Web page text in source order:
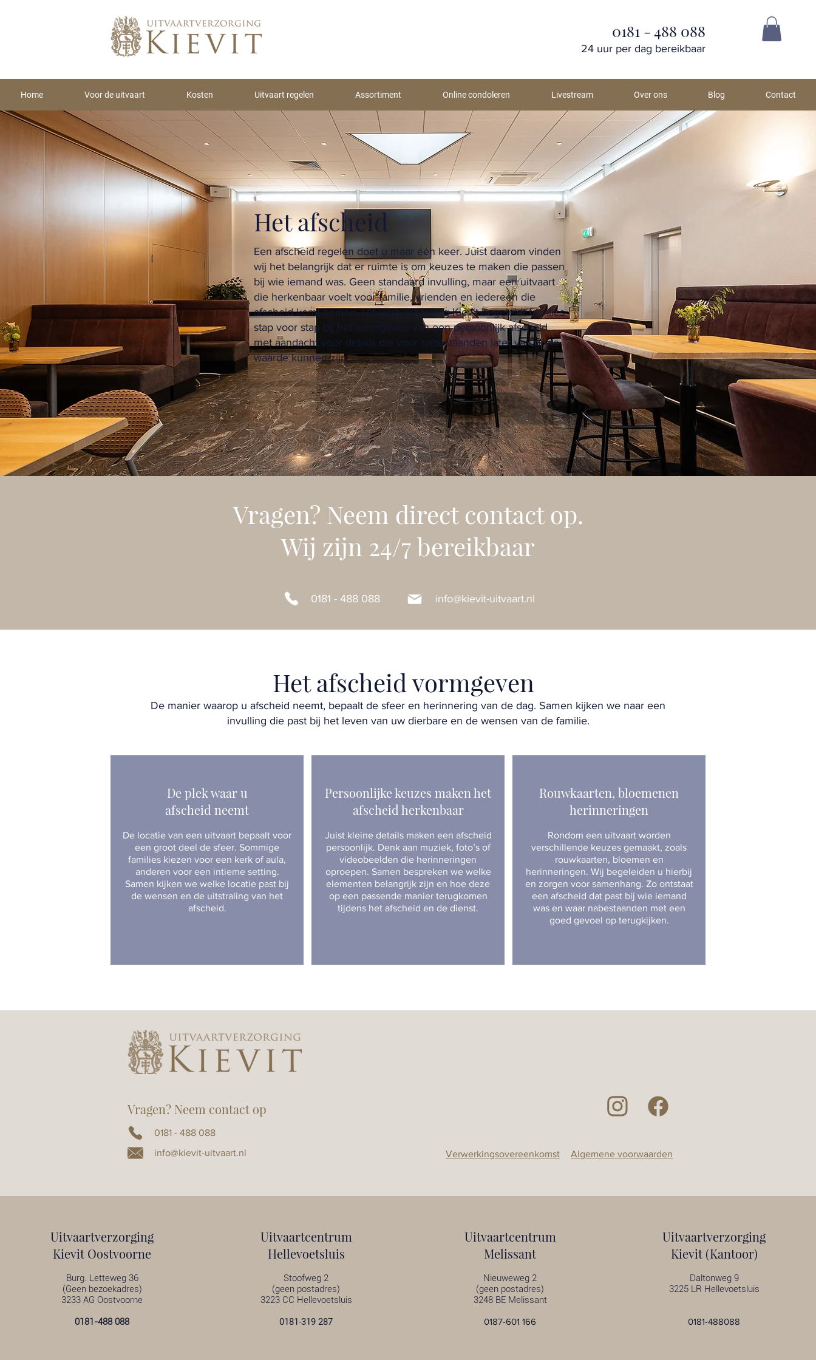
0181 - 488 088
24 uur per dag bereikbaar
Home Voor de uitvaart Kosten Uitvaart regelen Assortiment Online condoleren Livestream Over ons Blog Contact
Het afscheid
Een afscheid regelen doet u maar één keer. Juist daarom vinden
wij het belangrijk dat er ruimte is om keuzes te maken die passen
bij wie iemand was. Geen standaard invulling, maar een uitvaart
die herkenbaar voelt voor familie, vrienden en iedereen die
afscheid komt nemen. Uitvaartverzorging Kievit begeleidt families
stap voor stap bij het vormgeven van een persoonlijk afscheid,
met aandacht voor details die voor nabestaanden later van grote
waarde kunnen zijn.
Vragen? Neem direct contact op.
Wij zijn 24/7 bereikbaar
0181 - 488 088 info@kievit-uitvaart.nl
Het afscheid vormgeven
De manier waarop u afscheid neemt, bepaalt de sfeer en herinnering van de dag. Samen kijken we naar een
invulling die past bij het leven van uw dierbare en de wensen van de familie.
De plek waar u
afscheid neemt
De locatie van een uitvaart bepaalt voor
een groot deel de sfeer. Sommige
families kiezen voor een kerk of aula,
anderen voor een intieme setting.
Samen kijken we welke locatie past bij
de wensen en de uitstraling van het
afscheid.
Persoonlijke keuzes maken het
afscheid herkenbaar
Juist kleine details maken een afscheid
persoonlijk. Denk aan muziek, foto’s of
videobeelden die herinneringen
oproepen. Samen bespreken we welke
elementen belangrijk zijn en hoe deze
op een passende manier terugkomen
tijdens het afscheid en de dienst.
Rouwkaarten, bloemenen
herinneringen
Rondom een uitvaart worden
verschillende keuzes gemaakt, zoals
rouwkaarten, bloemen en
herinneringen. Wij begeleiden u hierbij
en zorgen voor samenhang. Zo ontstaat
een afscheid dat past bij wie iemand
was en waar nabestaanden met een
goed gevoel op terugkijken.
Vragen? Neem contact op
0181 - 488 088
info@kievit-uitvaart.nl
Verwerkingsovereenkomst Algemene voorwaarden
Uitvaartverzorging
Kievit Oostvoorne
Burg. Letteweg 36
(Geen bezoekadres)
3233 AG Oostvoorne
0181-488 088
Uitvaartcentrum
Hellevoetsluis
Stoofweg 2
(geen postadres)
3223 CC Hellevoetsluis
0181-319 287
Uitvaartcentrum
Melissant
Nieuweweg 2
(geen postadres)
3248 BE Melissant
0187-601 166
Uitvaartverzorging
Kievit (Kantoor)
Daltonweg 9
3225 LR Hellevoetsluis
0181-488088